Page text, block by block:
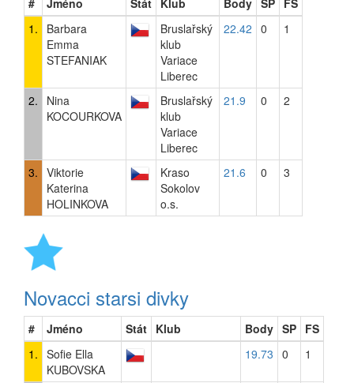
# Jméno Stát Klub Body SP FS
1.
Barbara
Emma
STEFANIAK
Bruslařský
klub
Variace
Liberec
22.42 0 1
2.
Nina
KOCOURKOVA
Bruslařský
klub
Variace
Liberec
21.9 0 2
3. Viktorie
Katerina
HOLINKOVA
Kraso
Sokolov
o.s.
21.6 0 3
Novacci starsi divky
# Jméno Stát Klub Body SP FS
1. Sofie Ella
KUBOVSKA
19.73 0 1